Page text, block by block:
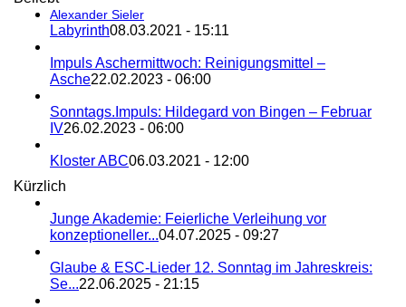
Alexander Sieler
Labyrinth08.03.2021 - 15:11
Impuls Aschermittwoch: Reinigungsmittel –
Asche22.02.2023 - 06:00
Sonntags.Impuls: Hildegard von Bingen – Februar
IV26.02.2023 - 06:00
Kloster ABC06.03.2021 - 12:00
Kürzlich
Junge Akademie: Feierliche Verleihung vor
konzeptioneller...04.07.2025 - 09:27
Glaube & ESC-Lieder 12. Sonntag im Jahreskreis:
Se...22.06.2025 - 21:15